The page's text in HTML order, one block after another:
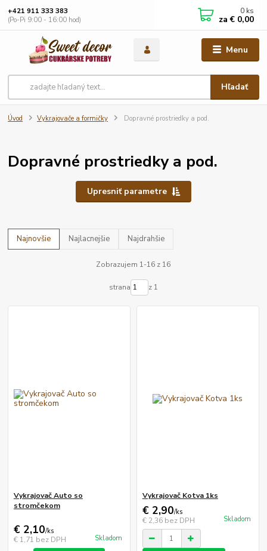
Menu
Hľadať
+421 911 333 383
(Po-Pi 9:00 - 16:00 hod)
0 ks
za € 0,00
Úvod Vykrajovače a formičky Dopravné prostriedky a pod.
Dopravné prostriedky a pod.
Upresniť parametre
Najnovšie Najlacnejšie Najdrahšie
Zobrazujem 1-16 z 16
strana z 1
Vykrajovač Auto so
stromčekom
€ 2,10/ks
€ 1,71 bez DPH Skladom
Vykrajovač Kotva 1ks
€ 2,90/ks
€ 2,36 bez DPH Skladom